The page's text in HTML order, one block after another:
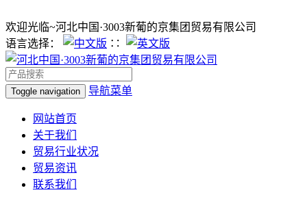
欢迎光临~河北中国·3003新葡的京集团贸易有限公司
语言选择：
∷
Toggle navigation 导航菜单
网站首页
关于我们
贸易行业状况
贸易资讯
联系我们